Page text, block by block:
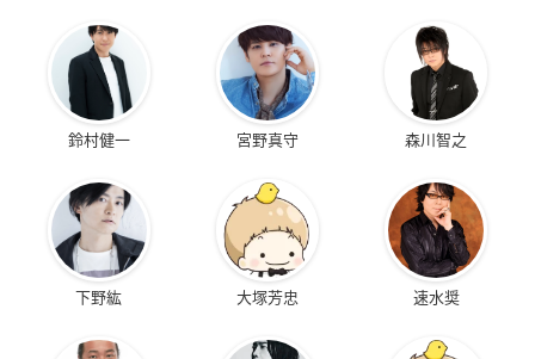
鈴村健一 宮野真守 森川智之
下野紘 大塚芳忠 速水奨